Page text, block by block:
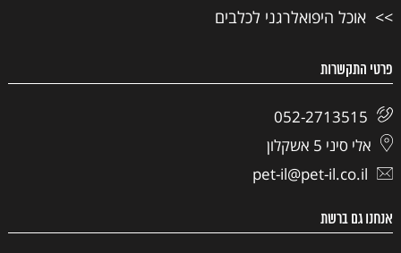
אוכל היפואלרגני לכלבים
פרטי התקשרות
052-2713515
אלי סיני 5 אשקלון
pet-il@pet-il.co.il
אנחנו גם ברשת